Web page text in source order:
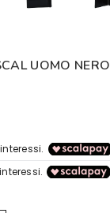
UOMO NERO